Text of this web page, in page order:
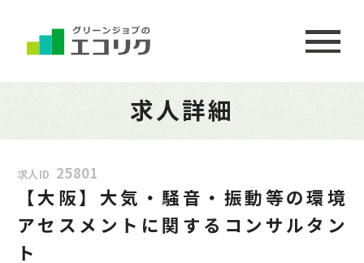
求人詳細
求人ID 25801
【大阪】大気・騒音・振動等の環境
アセスメントに関するコンサルタン
ト